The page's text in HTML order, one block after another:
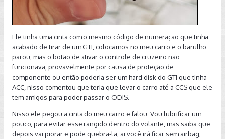
Ele tinha uma cinta com o mesmo código de numeração que tinha
acabado de tirar de um GTI, colocamos no meu carro e o barulho
parou, mas o botão de ativar o controle de cruzeiro não
funcionava, provavelmente por causa de proteção de
componente ou então poderia ser um hard disk do GTI que tinha
ACC, nisso comentou que teria que levar o carro até a CCS que ele
tem amigos para poder passar o ODIS.
Nisso ele pegou a cinta do meu carro e falou: Vou lubrificar um
pouco, para evitar esse rangido dentro do volante, mas saiba que
depois vai piorar e pode quebra-la, ai você irá ficar sem airbag,